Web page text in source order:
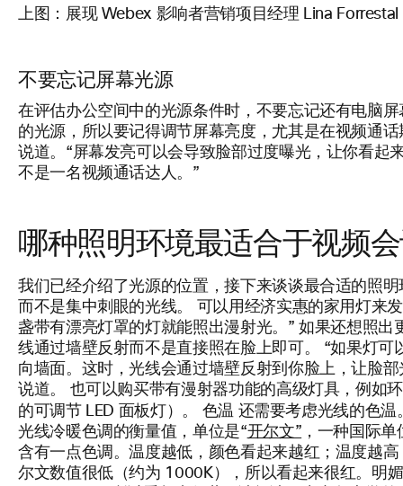
上图：展现 Webex 影响者营销项目经理 Lina
不要忘记屏幕光源
在评估办公空间中的光源条件时，不要忘记还有电脑
的光源，所以要记得调节屏幕亮度，尤其是在视频通
说道。“屏幕发亮可以会导致脸部过度曝光，让你看起
不是一名视频通话达人。”
哪种照明环境最适合于视频
我们已经介绍了光源的位置，接下来谈谈最合适的照
而不是集中刺眼的光线。 可以用经济实惠的家用灯来
盏带有漂亮灯罩的灯就能照出漫射光。” 如果还想照
线通过墙壁反射而不是直接照在脸上即可。 “如果灯
向墙面。这时，光线会通过墙壁反射到你脸上，让脸
说道。 也可以购买带有漫射器功能的高级灯具，例如
的可调节 LED 面板灯）。 色温 还需要考虑光线的色
光线冷暖色调的衡量值，单位是“开尔文” ，一种国际
含有一点色调。温度越低，颜色看起来越红；温度越
尔文数值很低（约为 1000K），所以看起来很红。明